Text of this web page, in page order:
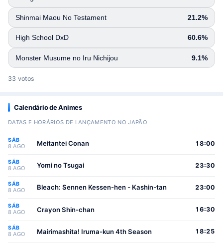
Shinmai Maou No Testament 21.2%
High School DxD 60.6%
Monster Musume no Iru Nichijou 9.1%
33 votos
Calendário de Animes
DATAS E HORÁRIOS DE LANÇAMENTO NO JAPÃO
SÁB
8 AGO Meitantei Conan 18:00
SÁB
8 AGO Yomi no Tsugai 23:30
SÁB
8 AGO Bleach: Sennen Kessen-hen - Kashin-tan 23:00
SÁB
8 AGO Crayon Shin-chan 16:30
SÁB
8 AGO Mairimashita! Iruma-kun 4th Season 18:25